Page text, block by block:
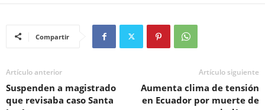
Compartir
Artículo anterior
Suspenden a magistrado
que revisaba caso Santa
Artículo siguiente
Aumenta clima de tensión
en Ecuador por muerte de